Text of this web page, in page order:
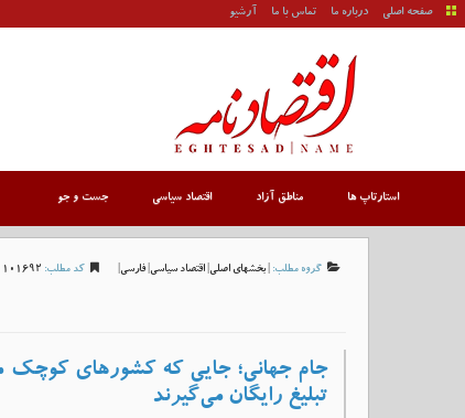
صفحه اصلی درباره ما تماس با ما آرشیو
اقتصاد سیاسی مناطق آزاد استارتاپ ها جست و جو
گروه مطلب: |بخشهای اصلی اقتصاد سیاسی فارسی کد مطلب: 101692
جام جهانی؛ جایی که کشورهای کوچک
تبلیغ رایگان می‌گیرند